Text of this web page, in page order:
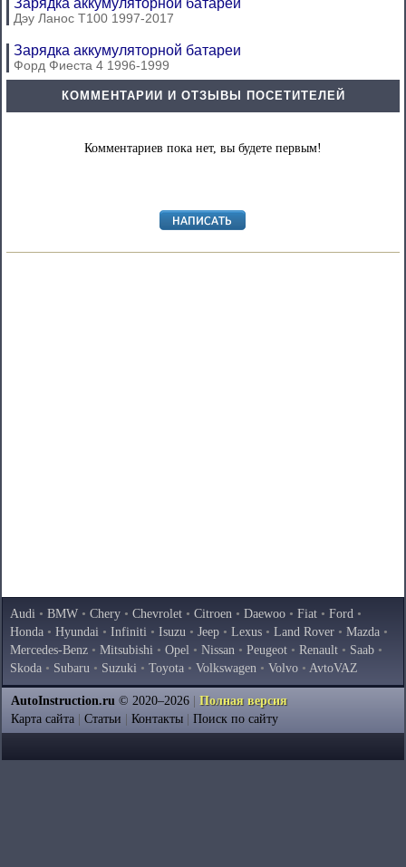
Дэу Ланос Т100 1997-2017
Зарядка аккумуляторной батареи
Форд Фиеста 4 1996-1999
КОММЕНТАРИИ И ОТЗЫВЫ ПОСЕТИТЕЛЕЙ
Комментариев пока нет, вы будете первым!
Audi • BMW • Chery • Chevrolet • Citroen • Daewoo • Fiat • Ford •
Honda • Hyundai • Infiniti • Isuzu • Jeep • Lexus • Land Rover • Mazda •
Mercedes-Benz • Mitsubishi • Opel • Nissan • Peugeot • Renault • Saab •
Skoda • Subaru • Suzuki • Toyota • Volkswagen • Volvo • AvtoVAZ
AutoInstruction.ru © 2020–2026 | Полная версия
Карта сайта | Статьи | Контакты | Поиск по сайту